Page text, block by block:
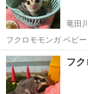
竜田
フクロモモンガ ベビー ノーマル メス ホワイトフェイス オス モザイ
ク ホワイトテール メス 居ております🍀 ノーマル、ホワイトフェ
はベタ慣れになりつつあります！🥰🥰 本
い合わせお待ち...
奈良 生駒郡
フク